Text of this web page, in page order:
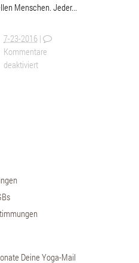
Menschen. Jeder...
7-23-2016 |
Kommentare
deaktiviert
Deine Yoga-Mail